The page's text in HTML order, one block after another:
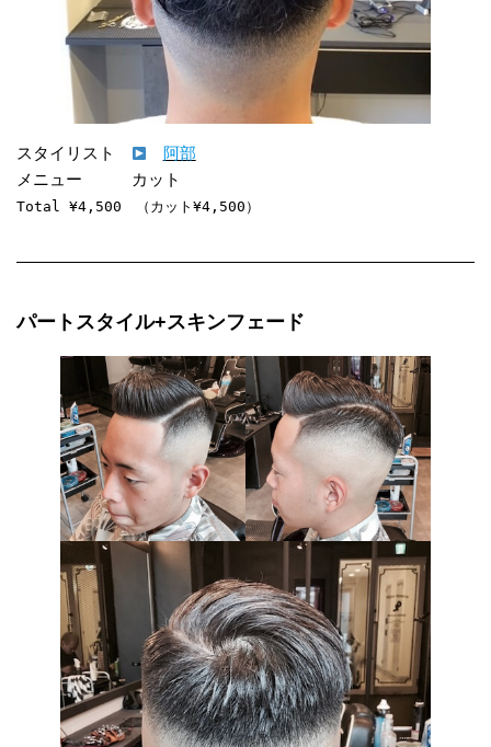
スタイリスト
阿部
Total ¥4,500　（カット¥4,500）
パートスタイル+スキンフェード